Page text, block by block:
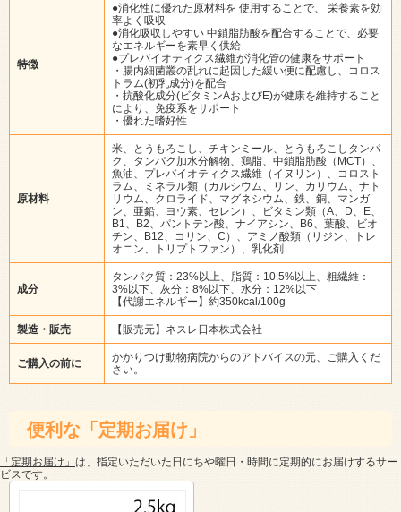
特徴
●消化性に優れた原材料を 使用することで、 栄養素を効
率よく吸収
●消化吸収しやすい 中鎖脂肪酸を配合することで、必要
なエネルギーを素早く供給
●プレバイオティクス繊維が消化管の健康をサポート
・腸内細菌叢の乱れに起因した緩い便に配慮し、コロス
トラム(初乳成分)を配合
・抗酸化成分(ビタミンAおよびE)が健康を維持すること
により、免疫系をサポート
・優れた嗜好性
原材料
米、とうもろこし、チキンミール、とうもろこしタンパ
ク、タンパク加水分解物、鶏脂、中鎖脂肪酸（MCT）、
魚油、プレバイオティクス繊維（イヌリン）、コロスト
ラム、ミネラル類（カルシウム、リン、カリウム、ナト
リウム、クロライド、マグネシウム、鉄、銅、マンガ
ン、亜鉛、ヨウ素、セレン）、ビタミン類（A、D、E、
B1、B2、パントテン酸、ナイアシン、B6、葉酸、ビオ
チン、B12、コリン、C）、アミノ酸類（リジン、トレ
オニン、トリプトファン）、乳化剤
成分
タンパク質：23%以上、脂質：10.5%以上、粗繊維：
3%以下、灰分：8%以下、水分：12%以下
【代謝エネルギー】約350kcal/100g
製造・販売 【販売元】ネスレ日本株式会社
ご購入の前に
かかりつけ動物病院からのアドバイスの元、ご購入くだ
さい。
便利な「定期お届け」
「定期お届け」 は、指定いただいた日にちや曜日・時間に定期的にお届けするサー
ビスです。